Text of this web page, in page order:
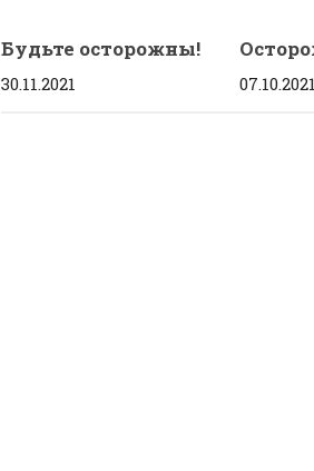
Будьте осторожны!
30.11.2021 07.10.2021